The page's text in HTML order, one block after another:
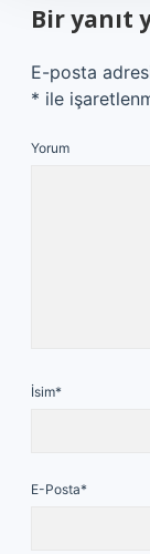
Bir yanıt
E-posta
* ile
Yorum
İsim*
E-Posta*